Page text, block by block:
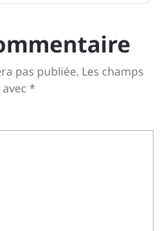
pas publiée. Les champs
*